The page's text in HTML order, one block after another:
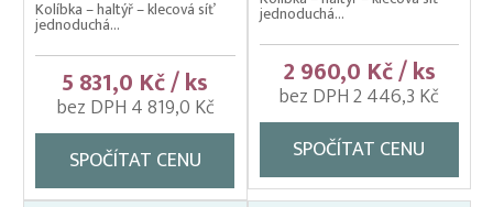
Vrhací sítě na ryby
Vzduchování
Zátahové sítě
Zpracovatelský/technologický stůl
Kolíbka – haltýř – klecová síť
jednoduchá...
5 831,0 Kč / ks
bez DPH 4 819,0 Kč
SPOČÍTAT CENU
jednoduchá...
2 960,0 Kč / ks
bez DPH 2 446,3 Kč
SPOČÍTAT CENU